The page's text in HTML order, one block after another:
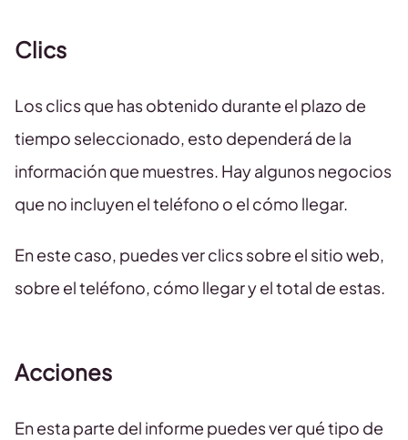
Clics
Los clics que has obtenido durante el plazo de
tiempo seleccionado, esto dependerá de la
información que muestres. Hay algunos negocios
que no incluyen el teléfono o el cómo llegar.
En este caso, puedes ver clics sobre el sitio web,
sobre el teléfono, cómo llegar y el total de estas.
Acciones
En esta parte del informe puedes ver qué tipo de